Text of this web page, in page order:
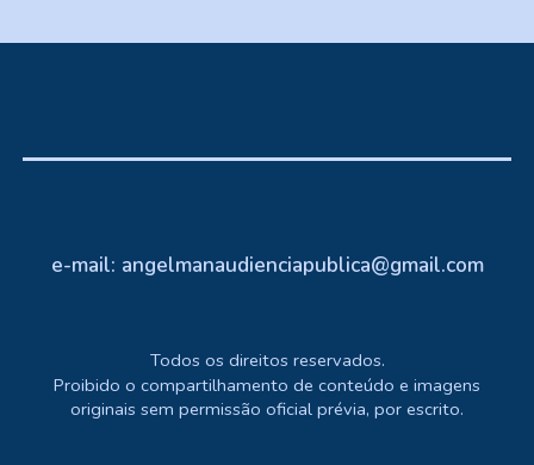
e-mail: angelmanaudienciapublica@gmail.com
Todos os direitos reservados.
Proibido o compartilhamento de conteúdo e imagens
originais sem permissão oficial prévia, por escrito.